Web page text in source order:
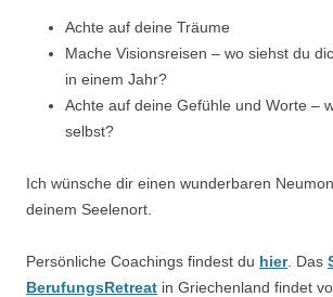
Achte auf deine Träume
Mache Visionsreisen – wo siehst du
in einem Jahr?
Achte auf deine Gefühle und Worte –
selbst?
Ich wünsche dir einen wunderbaren
deinem Seelenort.
Persönliche Coachings findest du hier. Das
BerufungsRetreat in Griechenland findet